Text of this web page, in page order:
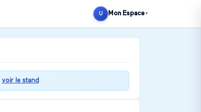
U Mon Espace ▼
voir le stand